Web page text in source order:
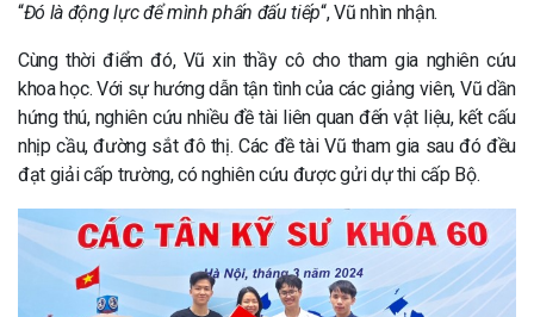
“Đó là động lực để mình phấn đấu tiếp“, Vũ nhìn nhận.
Cùng thời điểm đó, Vũ xin thầy cô cho tham gia nghiên cứu
khoa học. Với sự hướng dẫn tận tình của các giảng viên, Vũ dần
hứng thú, nghiên cứu nhiều đề tài liên quan đến vật liệu, kết cấu
nhịp cầu, đường sắt đô thị. Các đề tài Vũ tham gia sau đó đều
đạt giải cấp trường, có nghiên cứu được gửi dự thi cấp Bộ.